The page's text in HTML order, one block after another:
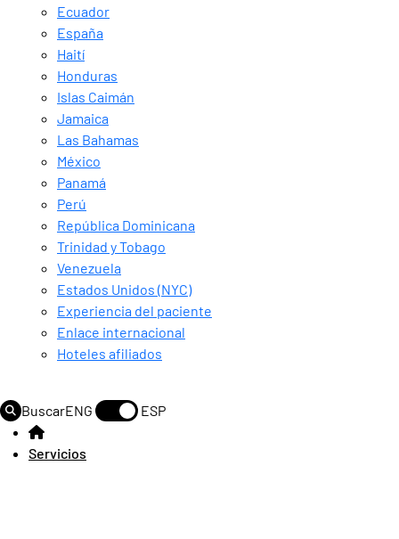
Ecuador
España
Haití
Honduras
Islas Caimán
Jamaica
Las Bahamas
México
Panamá
Perú
República Dominicana
Trinidad y Tobago
Venezuela
Estados Unidos (NYC)
Experiencia del paciente
Enlace internacional
Hoteles afiliados
BuscarENG ESP
Servicios